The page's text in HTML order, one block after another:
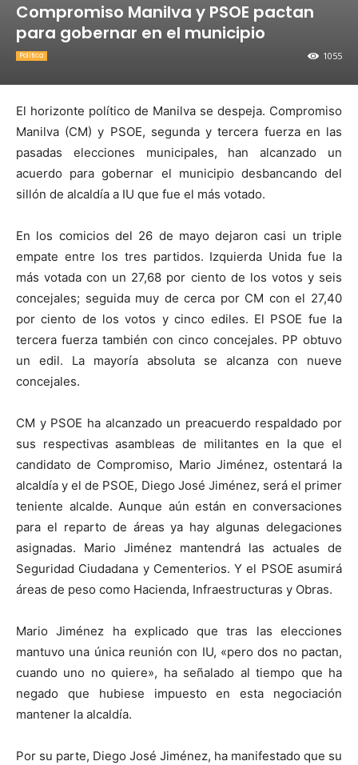
Compromiso Manilva y PSOE pactan
para gobernar en el municipio
1055
Política
El horizonte político de Manilva se despeja. Compromiso
Manilva (CM) y PSOE, segunda y tercera fuerza en las
pasadas elecciones municipales, han alcanzado un
acuerdo para gobernar el municipio desbancando del
sillón de alcaldía a IU que fue el más votado.
En los comicios del 26 de mayo dejaron casi un triple
empate entre los tres partidos. Izquierda Unida fue la
más votada con un 27,68 por ciento de los votos y seis
concejales; seguida muy de cerca por CM con el 27,40
por ciento de los votos y cinco ediles. El PSOE fue la
tercera fuerza también con cinco concejales. PP obtuvo
un edil. La mayoría absoluta se alcanza con nueve
concejales.
CM y PSOE ha alcanzado un preacuerdo respaldado por
sus respectivas asambleas de militantes en la que el
candidato de Compromiso, Mario Jiménez, ostentará la
alcaldía y el de PSOE, Diego José Jiménez, será el primer
teniente alcalde. Aunque aún están en conversaciones
para el reparto de áreas ya hay algunas delegaciones
asignadas. Mario Jiménez mantendrá las actuales de
Seguridad Ciudadana y Cementerios. Y el PSOE asumirá
áreas de peso como Hacienda, Infraestructuras y Obras.
Mario Jiménez ha explicado que tras las elecciones
mantuvo una única reunión con IU, «pero dos no pactan,
cuando uno no quiere», ha señalado al tiempo que ha
negado que hubiese impuesto en esta negociación
mantener la alcaldía.
Por su parte, Diego José Jiménez, ha manifestado que su